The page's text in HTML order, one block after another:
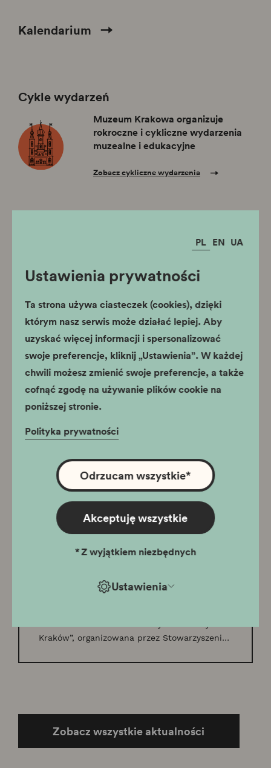
PL EN UA
Ustawienia prywatności
Ta strona używa ciasteczek (cookies), dzięki
którym nasz serwis może działać lepiej. Aby
uzyskać więcej informacji i spersonalizować
swoje preferencje, kliknij „Ustawienia”. W każdej
chwili możesz zmienić swoje preferencje, a także
cofnąć zgodę na używanie plików cookie na
poniższej stronie.
Polityka prywatności
Ustawienia
Odrzucam wszystkie*
Akceptuję wszystkie
*Z wyjątkiem niezbędnych
Kalendarium
Cykle wydarzeń
Muzeum Krakowa organizuje
rokroczne i cykliczne wydarzenia
muzealne i edukacyjne
Zobacz cykliczne wydarzenia
Aktualności
05.08.2026
Skrócone godziny otwarcia
wybranych oddziałów
Szanowni Państwo, w dniach 05.08.2026 r.
Barbakan, Mury Obronne, Wieża Ratuszowa,
Dziedzictwa Krakowa (Dom pod Krzyżem) są
otwarte do godziny 14:00.
02.07.2026
Widok na Krakowianki - fenomen
1 lipca 2026 roku w Pałacu Krzysztofory
Kraków”, organizowana przez Stowarzyszenie
Zobacz wszystkie aktualności